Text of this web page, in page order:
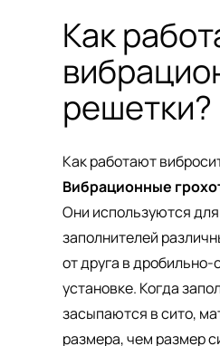
Как
решетки?
Как работают
Вибрационные
Они используются
заполнителей
от друга в
установке. Когда
засыпаются в сито,
размера, чем размер